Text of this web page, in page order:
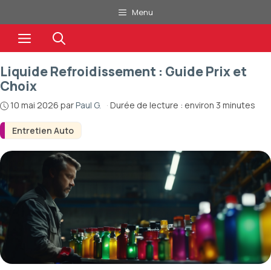
au
contenu
Menu
Menu
Entretien Auto
Liquide Refroidissement : Guide Prix et
Choix
10 mai 2026 parPaul G. · Durée de lecture : environ 3 minutes